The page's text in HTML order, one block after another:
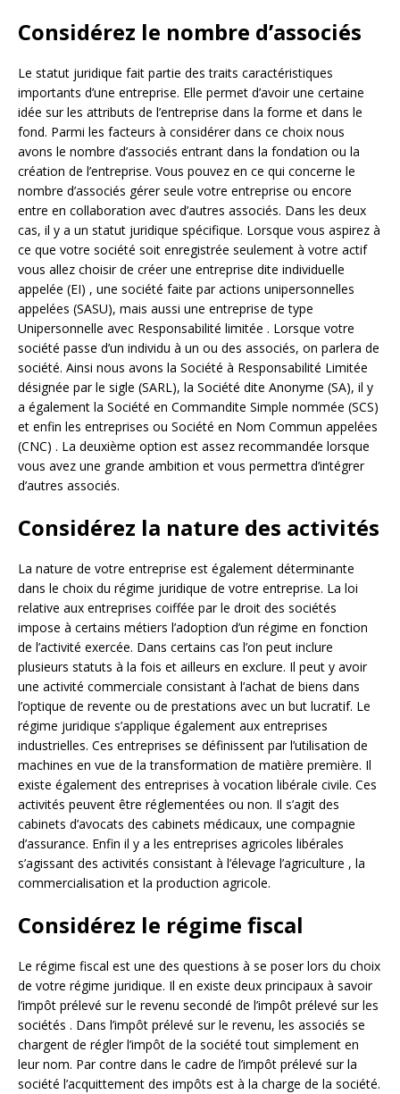
Considérez le nombre d’associés
Le statut juridique fait partie des traits caractéristiques
importants d’une entreprise. Elle permet d’avoir une certaine
idée sur les attributs de l’entreprise dans la forme et dans le
fond. Parmi les facteurs à considérer dans ce choix nous
avons le nombre d’associés entrant dans la fondation ou la
création de l’entreprise. Vous pouvez en ce qui concerne le
nombre d’associés gérer seule votre entreprise ou encore
entre en collaboration avec d’autres associés. Dans les deux
cas, il y a un statut juridique spécifique. Lorsque vous aspirez à
ce que votre société soit enregistrée seulement à votre actif
vous allez choisir de créer une entreprise dite individuelle
appelée (EI) , une société faite par actions unipersonnelles
appelées (SASU), mais aussi une entreprise de type
Unipersonnelle avec Responsabilité limitée . Lorsque votre
société passe d’un individu à un ou des associés, on parlera de
société. Ainsi nous avons la Société à Responsabilité Limitée
désignée par le sigle (SARL), la Société dite Anonyme (SA), il y
a également la Société en Commandite Simple nommée (SCS)
et enfin les entreprises ou Société en Nom Commun appelées
(CNC) . La deuxième option est assez recommandée lorsque
vous avez une grande ambition et vous permettra d’intégrer
d’autres associés.
Considérez la nature des activités
La nature de votre entreprise est également déterminante
dans le choix du régime juridique de votre entreprise. La loi
relative aux entreprises coiffée par le droit des sociétés
impose à certains métiers l’adoption d’un régime en fonction
de l’activité exercée. Dans certains cas l’on peut inclure
plusieurs statuts à la fois et ailleurs en exclure. Il peut y avoir
une activité commerciale consistant à l’achat de biens dans
l’optique de revente ou de prestations avec un but lucratif. Le
régime juridique s’applique également aux entreprises
industrielles. Ces entreprises se définissent par l’utilisation de
machines en vue de la transformation de matière première. Il
existe également des entreprises à vocation libérale civile. Ces
activités peuvent être réglementées ou non. Il s’agit des
cabinets d’avocats des cabinets médicaux, une compagnie
d’assurance. Enfin il y a les entreprises agricoles libérales
s’agissant des activités consistant à l’élevage l’agriculture , la
commercialisation et la production agricole.
Considérez le régime fiscal
Le régime fiscal est une des questions à se poser lors du choix
de votre régime juridique. Il en existe deux principaux à savoir
l’impôt prélevé sur le revenu secondé de l’impôt prélevé sur les
sociétés . Dans l’impôt prélevé sur le revenu, les associés se
chargent de régler l’impôt de la société tout simplement en
leur nom. Par contre dans le cadre de l’impôt prélevé sur la
société l’acquittement des impôts est à la charge de la société.